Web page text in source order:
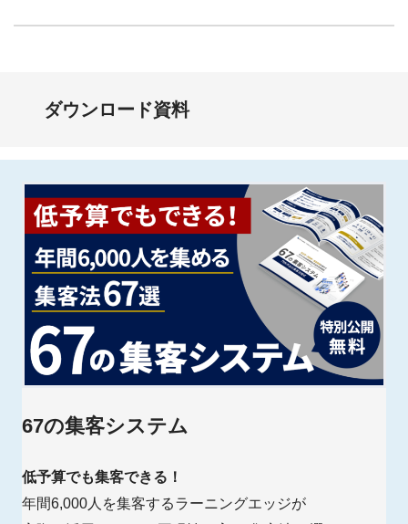
ダウンロード資料
67の集客システム
低予算でも集客できる！
年間6,000人を集客するラーニングエッジが